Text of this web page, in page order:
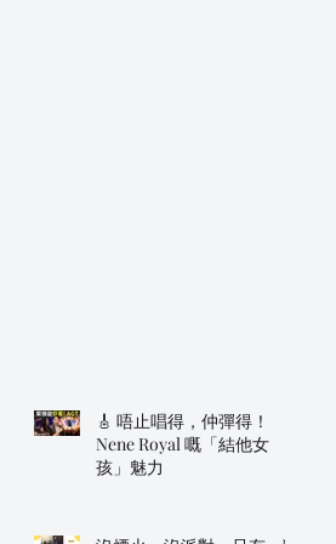
🎸 唔止唱得，仲彈得！
Nene Royal 嘅「結他女
孩」魅力